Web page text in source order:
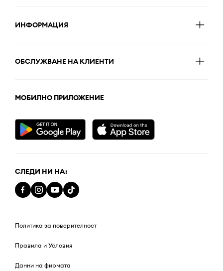
ИНФОРМАЦИЯ
ОБСЛУЖВАНЕ НА КЛИЕНТИ
МОБИЛНО ПРИЛОЖЕНИЕ
СЛЕДИ НИ НА:
Политика за поверителност
Правила и Условия
Данни на фирмата